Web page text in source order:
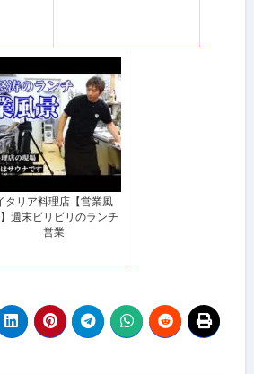
タリア料理店【営業風
週末ビリビリのランチ
営業